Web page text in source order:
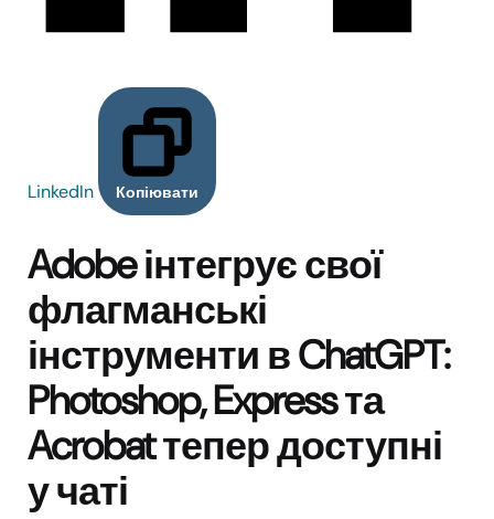
LinkedIn Копіювати
Adobe інтегрує свої
флагманські
інструменти в ChatGPT:
Photoshop, Express та
Acrobat тепер доступні
у чаті